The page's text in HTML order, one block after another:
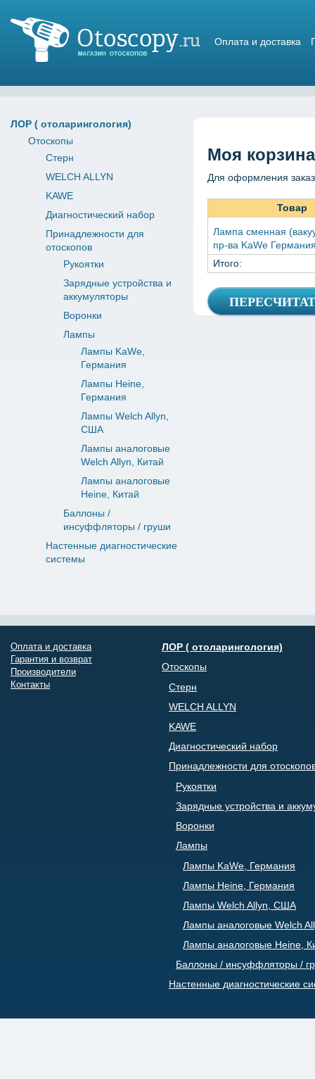
Оплата и доставка
ЛОР ( отоларингология)
Отоскопы
Стерн
WELCH ALLYN
KAWE
Диагностический набор
Принадлежности для
отоскопов
Рукоятки
Зарядные устройства и
аккумуляторы
Воронки
Лампы
Лампы KaWe,
Германия
Лампы Heine,
Германия
Лампы Welch Allyn,
США
Лампы аналоговые
Welch Allyn, Китай
Лампы аналоговые
Heine, Китай
Баллоны /
инсуффляторы / груши
Настенные диагностические
системы
Моя корзина
Для оформления
Товар
Лампа сменная
пр-ва KaWe
Итого:
Оплата и доставка
Гарантия и возврат
Производители
Контакты
ЛОР ( отоларингология)
Отоскопы
Стерн
WELCH ALLYN
KAWE
Диагностический набор
Принадлежности для
Рукоятки
Зарядные устройства и
Воронки
Лампы
Лампы KaWe, Германия
Лампы Heine, Германия
Лампы Welch Allyn, США
Лампы аналоговые Welch
Лампы аналоговые Heine,
Баллоны / инсуффляторы /
Настенные диагностические